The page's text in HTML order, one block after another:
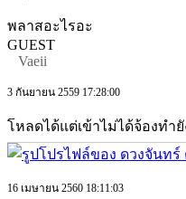
พลาสอะไรอะ
GUEST
Vaeii
3 กันยายน 2559 17:28:00
โหลดได้แต่เข้าไม่ได้จ้องทำ
16 เมษายน 2560 18:11:03